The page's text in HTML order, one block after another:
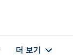
더 보기